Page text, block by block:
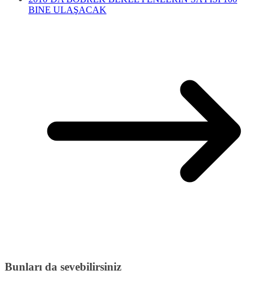
BINE ULAŞACAK
Bunları da sevebilirsiniz